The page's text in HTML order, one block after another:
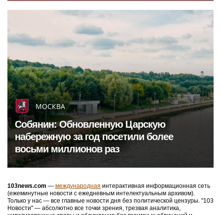
МОСКВА
Собянин: Обновленную Царскую
набережную за год посетили более
восьми миллионов раз
103news.com — международная интерактивная информационная сеть
(ежеминутные новости с ежедневным интелектуальным архивом).
Только у нас — все главные новости дня без политической цензуры. "103
Новости" — абсолютно все точки зрения, трезвая аналитика,